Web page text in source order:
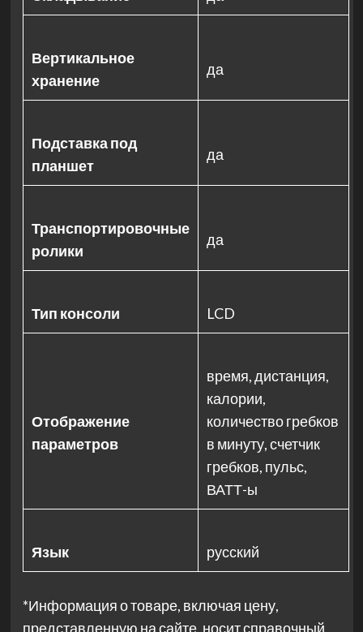
Вертикальное
хранение
да
Подставка под
планшет
да
Транспортировочные
ролики
да
Тип консоли LCD
Отображение
параметров
время, дистанция,
калории,
количество гребков
в минуту, счетчик
гребков, пульс,
ВАТТ-ы
Язык русский
*Информация о товаре, включая цену,
представленную на сайте, носит справочный